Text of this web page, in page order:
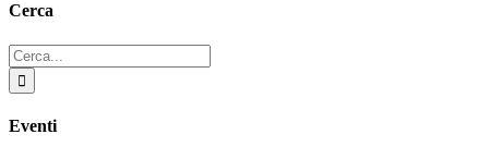
Cerca
Cerca
per:
Eventi